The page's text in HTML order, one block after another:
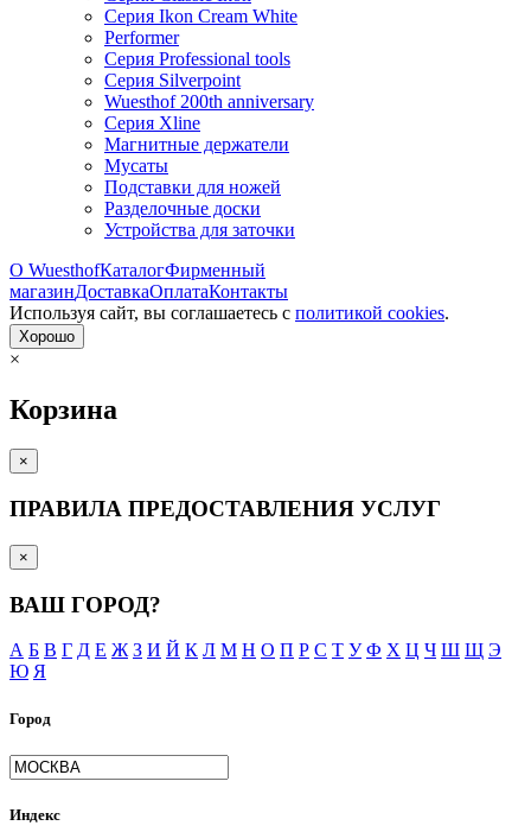
Серия Ikon Cream White
Performer
Серия Professional tools
Серия Silverpoint
Wuesthof 200th anniversary
Серия Xline
Магнитные держатели
Мусаты
Подставки для ножей
Разделочные доски
Устройства для заточки
О WuesthofКаталогФирменный
магазинДоставкаОплатаКонтакты
Используя сайт, вы согла­шаетесь с политикой cookies.
Хорошо
×
Корзина
×
ПРАВИЛА ПРЕДОСТАВЛЕНИЯ УСЛУГ
×
ВАШ ГОРОД?
А Б В Г Д Е Ж З И Й К Л М Н О П Р С Т У Ф Х Ц Ч Ш Щ Э
Ю Я
Город
Индекс